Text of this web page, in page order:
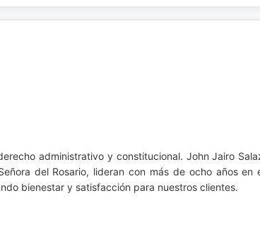
administrativo y constitucional. John Jairo
del Rosario, lideran con más de ocho años en
bienestar y satisfacción para nuestros clientes.